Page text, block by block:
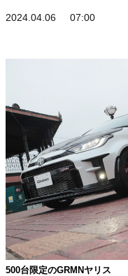
2024.04.06 07:00
500台限定のGRMNヤリス